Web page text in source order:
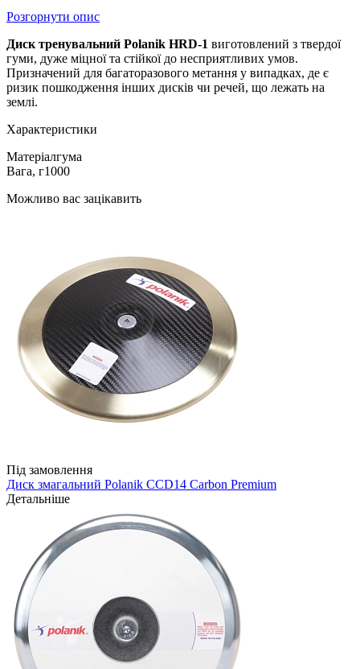
Розгорнути опис
Диск тренувальний Polanik HRD-1 виготовлений з твердої
гуми, дуже міцної та стійкої до несприятливих умов.
Призначений для багаторазового метання у випадках, де є
ризик пошкодження інших дисків чи речей, що лежать на
землі.
Характеристики
Матеріалгума
Вага, г1000
Можливо вас зацікавить
Під замовлення
Диск змагальний Polanik CCD14 Carbon Premium
Детальніше